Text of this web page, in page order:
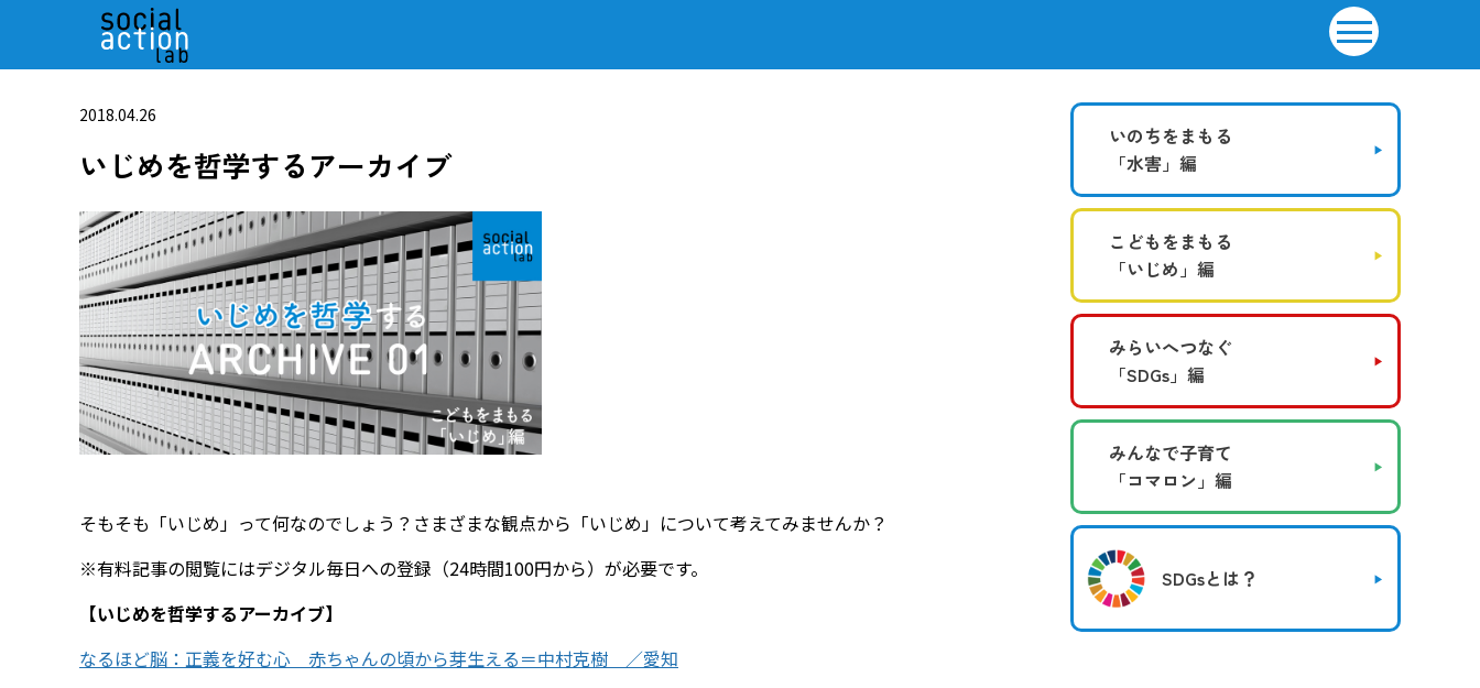
2018.04.26
いじめを哲学するアーカイブ
そもそも「いじめ」って何なのでしょう？さまざまな観点から「いじめ」について考えてみませんか？
※有料記事の閲覧にはデジタル毎日への登録（24時間100円から）が必要です。
【いじめを哲学するアーカイブ】
なるほど脳：正義を好む心 赤ちゃんの頃から芽生える＝中村克樹 ／愛知
いのちをまもる
「水害」編
こどもをまもる
「いじめ」編
みらいへつなぐ
「SDGs」編
みんなで子育て
「コマロン」編
SDGsとは？